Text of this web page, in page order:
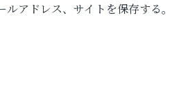
アドレス、サイトを保存する。